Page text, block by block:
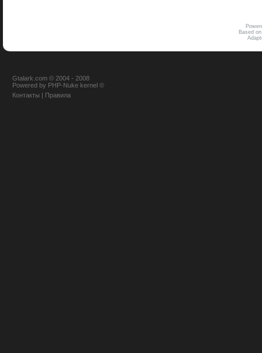
Based
Gtalark.com © 2004 - 2008
Powered by PHP-Nuke kernel ©
Контакты | Правила